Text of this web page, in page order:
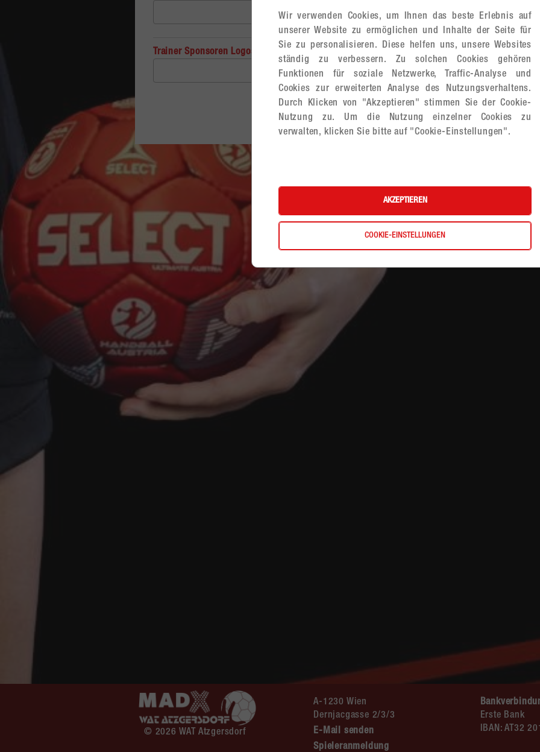
Trainer Sponsoren Logos MU/WU
© 2026 WAT Atzgersdorf
A-1230 Wien
Dernjacgasse 2/3/3
E-Mail senden
Spieleranmeldung
Erste Bank
IBAN: AT32
Wir verwenden Cookies, um Ihnen das beste Erlebnis auf
unserer Website zu ermöglichen und Inhalte der Seite für
Sie zu personalisieren. Diese helfen uns, unsere Websites
ständig zu verbessern. Zu solchen Cookies gehören
Funktionen für soziale Netzwerke, Traffic-Analyse und
Cookies zur erweiterten Analyse des Nutzungsverhaltens.
Durch Klicken von "Akzeptieren" stimmen Sie der Cookie-
Nutzung zu. Um die Nutzung einzelner Cookies zu
verwalten, klicken Sie bitte auf "Cookie-Einstellungen".
AKZEPTIEREN
COOKIE-EINSTELLUNGEN